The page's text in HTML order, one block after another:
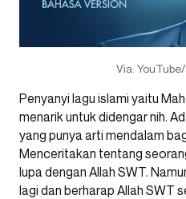
Via:
Penyanyi lagu islami yaitu
menarik untuk didengar nih.
yang punya arti mendalam
Menceritakan tentang
lupa dengan Allah SWT.
lagi dan berharap Allah SWT